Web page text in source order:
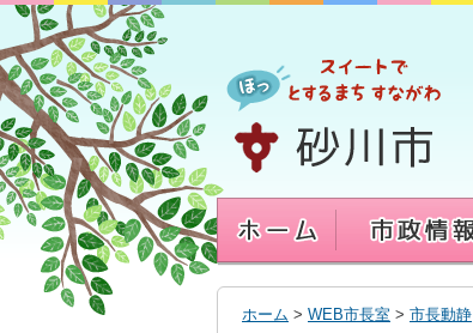
へ
移
動
す
る
ホーム > WEB市長室 > 市長動静